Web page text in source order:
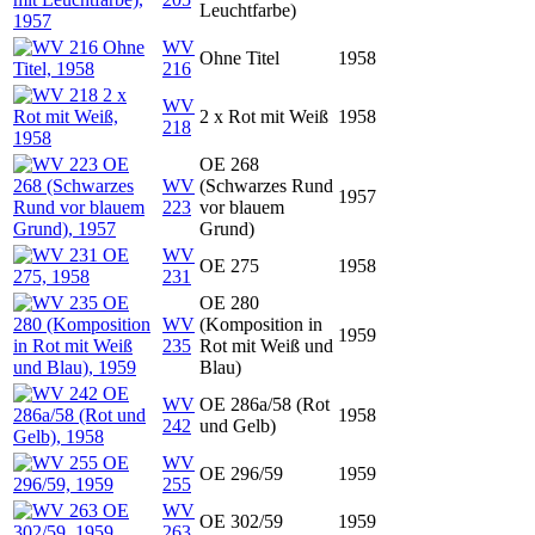
Leuchtfarbe)
WV
216
Ohne Titel 1958
WV
218
2 x Rot mit Weiß 1958
WV
223
OE 268
(Schwarzes Rund
vor blauem
Grund)
1957
WV
231
OE 275 1958
WV
235
OE 280
(Komposition in
Rot mit Weiß und
Blau)
1959
WV
242
OE 286a/58 (Rot
und Gelb)
1958
WV
255
OE 296/59
1959
WV
OE 302/59 1959